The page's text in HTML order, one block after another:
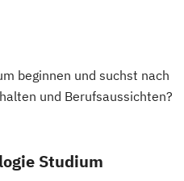
innen
beginnen und suchst nach
und Berufsaussichten?
Studium